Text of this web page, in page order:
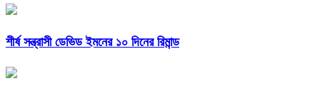
শীর্ষ সন্ত্রাসী ডেভিড ইমনের ১০ দিনের রিমান্ড